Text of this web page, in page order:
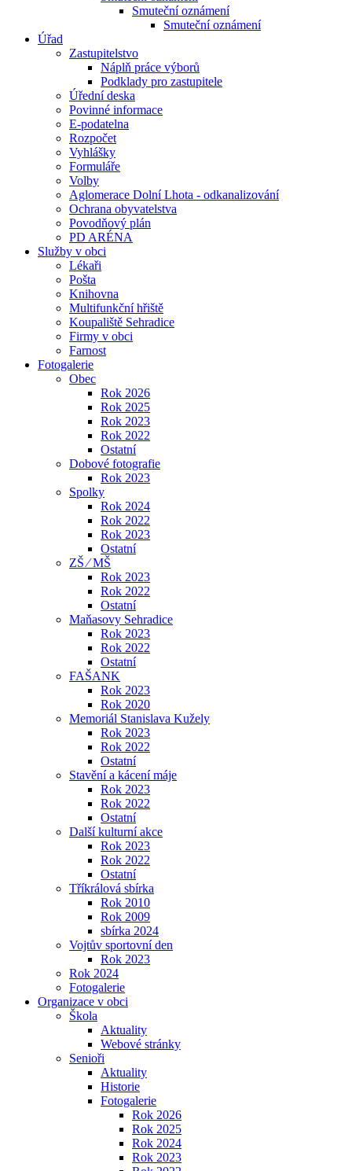
Smuteční oznámení
Smuteční oznámení
Úřad
Zastupitelstvo
Náplň práce výborů
Podklady pro zastupitele
Úřední deska
Povinné informace
E-podatelna
Rozpočet
Vyhlášky
Formuláře
Volby
Aglomerace Dolní Lhota - odkanalizování
Ochrana obyvatelstva
Povodňový plán
PD ARÉNA
Služby v obci
Lékaři
Pošta
Knihovna
Multifunkční hřiště
Koupaliště Sehradice
Firmy v obci
Farnost
Fotogalerie
Obec
Rok 2026
Rok 2025
Rok 2023
Rok 2022
Ostatní
Dobové fotografie
Rok 2023
Spolky
Rok 2024
Rok 2022
Rok 2023
Ostatní
ZŠ ⁄ MŠ
Rok 2023
Rok 2022
Ostatní
Maňasovy Sehradice
Rok 2023
Rok 2022
Ostatní
FAŠANK
Rok 2023
Rok 2020
Memoriál Stanislava Kužely
Rok 2023
Rok 2022
Ostatní
Stavění a kácení máje
Rok 2023
Rok 2022
Ostatní
Další kulturní akce
Rok 2023
Rok 2022
Ostatní
Tříkrálová sbírka
Rok 2010
Rok 2009
sbírka 2024
Vojtův sportovní den
Rok 2023
Rok 2024
Fotogalerie
Organizace v obci
Škola
Aktuality
Webové stránky
Senioři
Aktuality
Historie
Fotogalerie
Rok 2026
Rok 2025
Rok 2024
Rok 2023